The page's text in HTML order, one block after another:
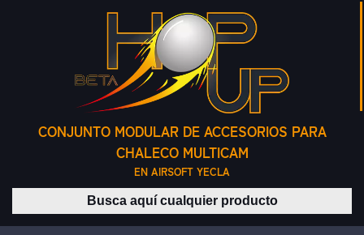
CONJUNTO MODULAR DE ACCESORIOS PARA
CHALECO MULTICAM
EN AIRSOFT YECLA
Buscar productos